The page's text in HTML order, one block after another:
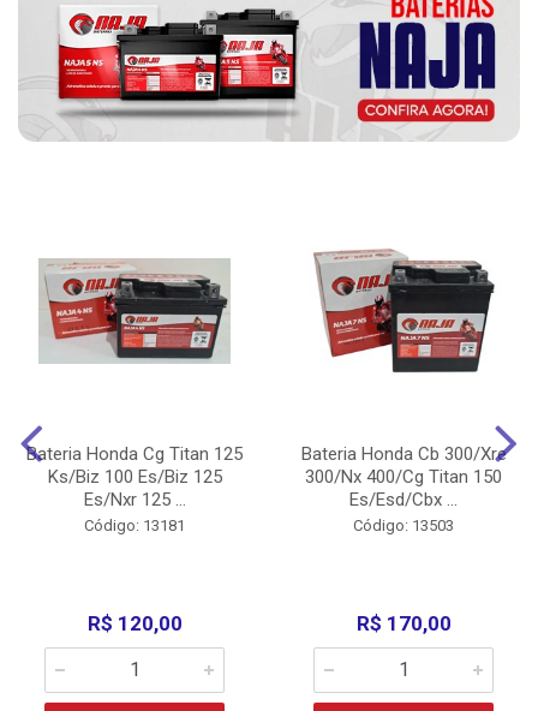
Bateria Honda Cg Titan 125
Ks/Biz 100 Es/Biz 125
Es/Nxr 125 ...
Código: 13181
R$ 120,00
Bateria Honda Cb 300/Xre
300/Nx 400/Cg Titan 150
Es/Esd/Cbx ...
Código: 13503
R$ 170,00